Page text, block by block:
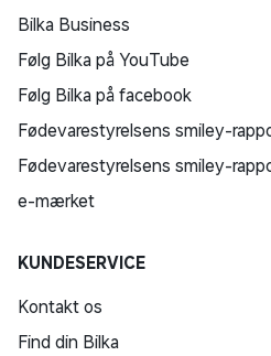
Bilka Business
Følg Bilka på YouTube
Følg Bilka på facebook
Fødevarestyrelsens smiley-
Fødevarestyrelsens smiley-
e-mærket
KUNDESERVICE
Kontakt os
Find din Bilka